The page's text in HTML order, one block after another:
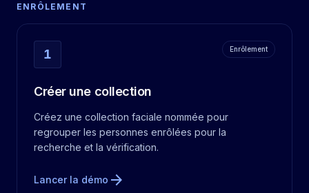
ENRÔLEMENT
1 Enrôlement
Créer une collection
Créez une collection faciale nommée pour
regrouper les personnes enrôlées pour la
recherche et la vérification.
Lancer la démo arrow_forward